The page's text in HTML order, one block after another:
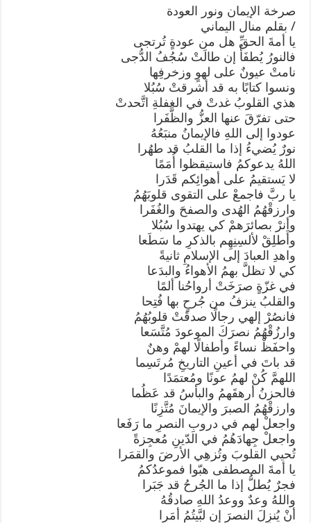
الإيمان
ونور
العودة
–
منال
اليماني
مغلقة
صرخة الإيمان ونور العودة
/ بقلم منال اليماني
يا أمةَ الحقِّ هل من عودةٍ تُرتجى
فالنورُ يُطفَأُ إن طالَتْ سُجُفُ الدُّجى
نامتْ عيونٌ على لهوٍ وزخرفِها
ونسوا كتابًا به قد أشرقتْ سُبُلا
هذي القلوبُ غدتْ في الغفلةِ اتَّحدتْ
حتى تفرّقَ عنها العزُّ والظَّفَرا
عودوا إلى اللهِ فالإيمانُ منبَعُهُ
نورٌ يُضيءُ إذا ما القلبُ قد طهُرا
اللهُ يدعوكمُ فاستيقظوا أُمَمًا
لا يَستقيمُ على أهوائِكم قَدَرا
يا ربَّ فاجمعْ على التقوى قلوبَهُمُ
وارزقْهُمُ الهُدى والصفحَ والغُفَرا
وأنرْ بصائرَهمْ كي يهتدوا سُبُلا
وأَطلِقْ لألسِنِهِم بالذكرِ ما سَطَعا
واهدِ العبادَ إلى الإسلامِ ثانيةً
كي لا تظلَّ بهمُ الأهواءُ والبدَعا
في غزّةٍ صرَخَتْ أرواحُنا ألمًا
والقلبُ ينزفُ من جُرحٍ بها فُتِحا
فانصُرْ إلهي رجالًا صدقَتْ قلوبُهُمُ
وارزُقْهُمُ نصرَكَ الموعودَ مُتَّسَعا
واحفَظْ نساءً وأطفالًا لهمْ وهنٌ
قد باتَ في أعينِ التاريخِ مُرتَسِما
اللهمَّ كُنْ لهمُ عونًا ومُعتمَدًا
فالحزنُ أرهقَهمُ والبأسُ قد عَظُما
وارزقْهُمُ الصبرَ والإيمانَ مُتَّزِنًا
واجعلْ لهم في دروبِ النصرِ ما رَفَعا
واجعلْ جِهادَهُمُ في الدّينِ مُعجِزةً
تُحيي القلوبَ وتُزهِي الأرضَ والقمَرا
يا أمةَ المصطفى هبّوا فموعدُكمُ
فجرٌ يُطلُّ إذا ما الجُرحُ قد جَبَرا
واللهُ وعدٌ ووعدُ اللهِ صادقُهُ
أنْ يُنزِلَ النصرَ إن لبَّيتُمُ أمَرا